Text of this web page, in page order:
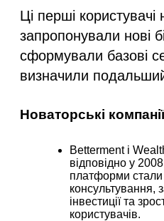
Ці перші
запропонували нові
сформували базові
визначили подальший
Новаторські компанії
Betterment і
відповідно у
платформи
консультування,
інвестиції та
користувачів.